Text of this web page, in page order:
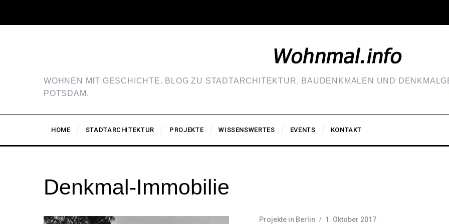
WOHNEN MIT GESCHICHTE. BLOG ZU STADTARCHITEKTUR, BAUDENKMALEN UND
POTSDAM.
HOME STADTARCHITEKTUR PROJEKTE WISSENSWERTES EVENTS KONTAKT
Denkmal-Immobilie
Projekte in Berlin 1. Oktober 2017